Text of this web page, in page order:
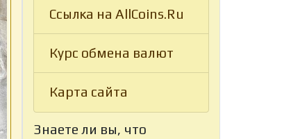
Ссылка на AllCoins.Ru
Курс обмена валют
Карта сайта
Знаете ли вы, что